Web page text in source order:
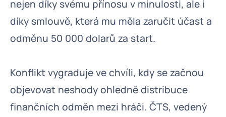
nejen díky svému přínosu v minulosti, ale i
díky smlouvě, která mu měla zaručit účast a
odměnu 50 000 dolarů za start.
Konflikt vygraduje ve chvíli, kdy se začnou
objevovat neshody ohledně distribuce
finančních odměn mezi hráči. ČTS, vedený